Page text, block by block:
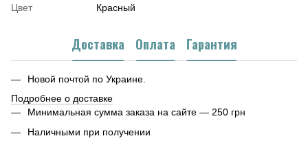
Цвет Красный
Доставка Оплата Гарантия
Новой почтой по Украине.
Подробнее о доставке
Минимальная сумма заказа на сайте — 250 грн
Наличными при получении